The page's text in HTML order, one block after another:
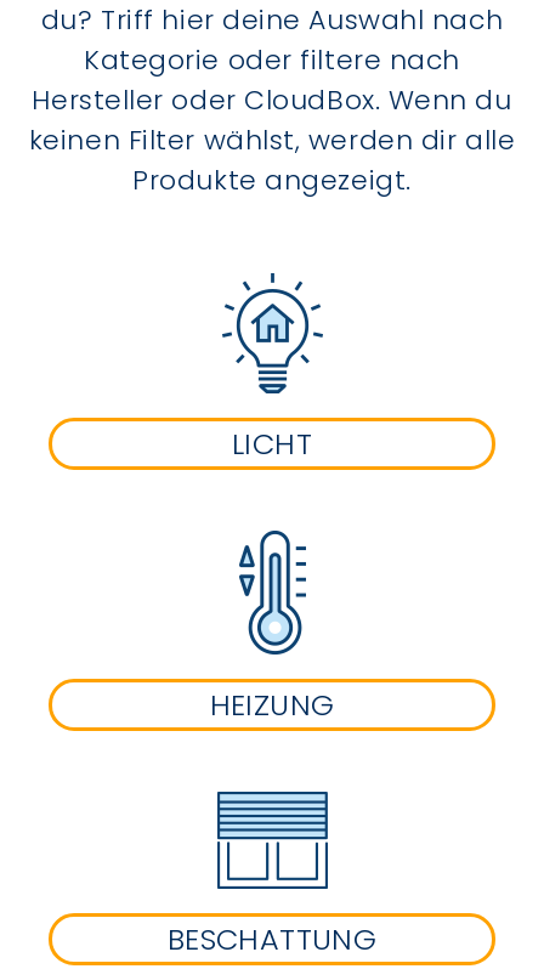
du? Triff hier deine Auswahl nach
Kategorie oder filtere nach
Hersteller oder CloudBox. Wenn du
keinen Filter wählst, werden dir alle
Produkte angezeigt.
LICHT
HEIZUNG
BESCHATTUNG